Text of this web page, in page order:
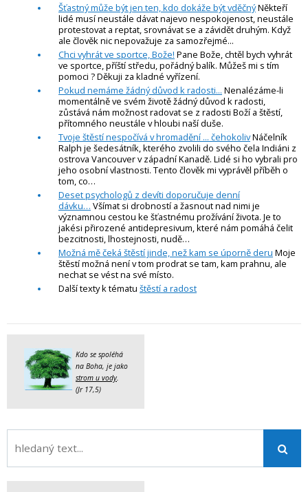
Šťastný může být jen ten, kdo dokáže být vděčnýNěkteří
lidé musí neustále dávat najevo nespokojenost, neustále
protestovat a reptat, srovnávat se a závidět druhým. Když
ale člověk nic nepovažuje za samozřejmé...
Chci vyhrát ve sportce, Bože! Pane Bože, chtěl bych vyhrát
ve sportce, příští středu, pořádný balík. Můžeš mi s tím
pomoci ? Děkuji za kladné vyřízení.
Pokud nemáme žádný důvod k radosti... Nenalézáme-li
momentálně ve svém životě žádný důvod k radosti,
zůstává nám možnost radovat se z radosti Boží a štěstí,
přítomného neustále v hloubi naší duše.
Tvoje štěstí nespočívá v hromadění ... čehokolivNáčelník
Ralph je šedesátník, kterého zvolili do svého čela Indiáni z
ostrova Vancouver v západní Kanadě. Lidé si ho vybrali pro
jeho osobní vlastnosti. Tento člověk mi vyprávěl příběh o
tom, co…
Deset psychologů z devíti doporučuje denní
dávku… Všímat si drobností a žasnout nad nimi je
významnou cestou ke šťastnému prožívání života. Je to
jakési přirozené antidepresivum, které nám pomáhá čelit
bezcitnosti, lhostejnosti, nudě…
Možná mě čeká štěstí jinde, než kam se úporně deru Moje
štěstí možná není v tom prodrat se tam, kam prahnu, ale
nechat se vést na své místo.
Další texty k tématu štěstí a radost
Kdo se spoléhá
na Boha, je jako
strom u vody
(Jr 17,5)